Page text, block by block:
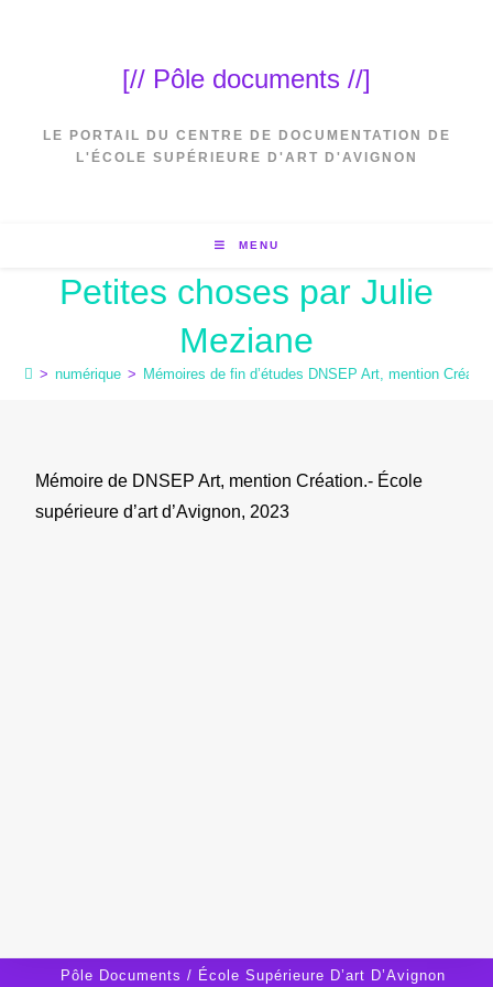
[// Pôle documents //]
LE PORTAIL DU CENTRE DE DOCUMENTATION DE
L'ÉCOLE SUPÉRIEURE D'ART D'AVIGNON
MENU
Petites choses par Julie
Meziane
> numérique > Mémoires de fin d’études DNSEP Art, mention
Mémoire de DNSEP Art, mention Création.- École
supérieure d’art d’Avignon, 2023
Pôle Documents / École Supérieure D’art D’Avignon